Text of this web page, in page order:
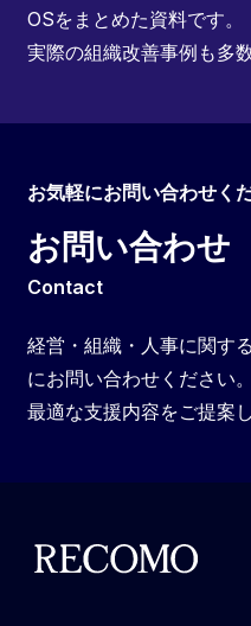
OSをまとめた資料です。
実際の組織改善事例も多
お気軽にお問い合わせく
お問い合わせ
Contact
経営・組織・人事に関す
にお問い合わせください。
最適な支援内容をご提案し